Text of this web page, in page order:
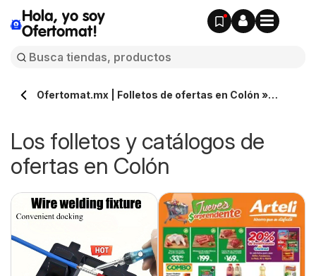
Hola, yo soy
Ofertomat!
Ofertomat.mx | Folletos de ofertas en Colón »
Los folletos y catálogos de
ofertas en Colón